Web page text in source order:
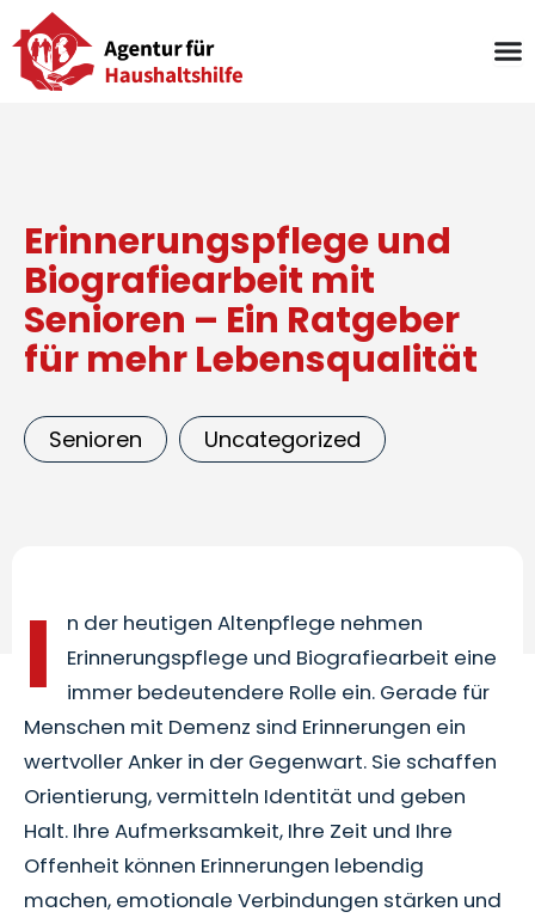
Zum
Inhalt
springen
Erinnerungspflege und
Biografiearbeit mit
Senioren – Ein Ratgeber
für mehr Lebensqualität
Senioren Uncategorized
I
n der heutigen Altenpflege nehmen
Erinnerungspflege und Biografiearbeit eine
immer bedeutendere Rolle ein. Gerade für
Menschen mit Demenz sind Erinnerungen ein
wertvoller Anker in der Gegenwart. Sie schaffen
Orientierung, vermitteln Identität und geben
Halt. Ihre Aufmerksamkeit, Ihre Zeit und Ihre
Offenheit können Erinnerungen lebendig
machen, emotionale Verbindungen stärken und